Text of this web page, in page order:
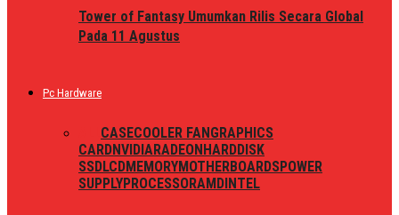
Tower of Fantasy Umumkan Rilis Secara Global
Pada 11 Agustus
Pc Hardware
CASECOOLER FAN GRAPHICS
CARDNVIDIARADEON HARDDISK
SSDLCDMEMORYMOTHERBOARDSPOWER
SUPPLYPROCESSORAMD INTEL